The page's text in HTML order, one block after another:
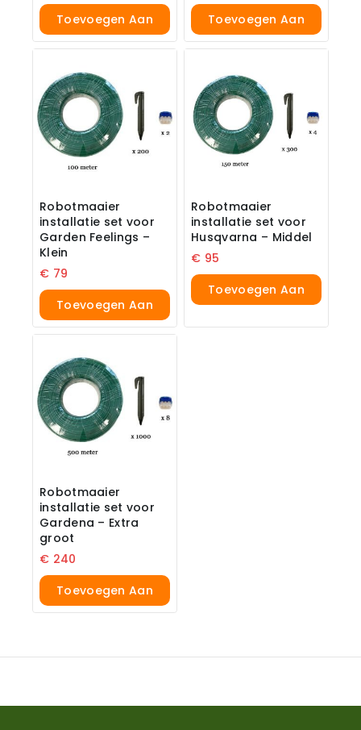
Toevoegen Aan
Winkelwagen
Toevoegen Aan
Winkelwagen
Robotmaaier
installatie set voor
Garden Feelings –
Klein
€ 79
Toevoegen Aan
Winkelwagen
Robotmaaier
installatie set voor
Husqvarna – Middel
€ 95
Toevoegen Aan
Robotmaaier
installatie set voor
Gardena – Extra
groot
€ 240
Toevoegen Aan
Winkelwagen